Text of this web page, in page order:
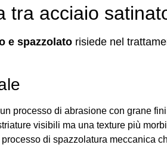
tra acciaio
e spazzolato risiede nel
processo di abrasione con grane
visibili ma una texture più
processo di spazzolatura meccanica